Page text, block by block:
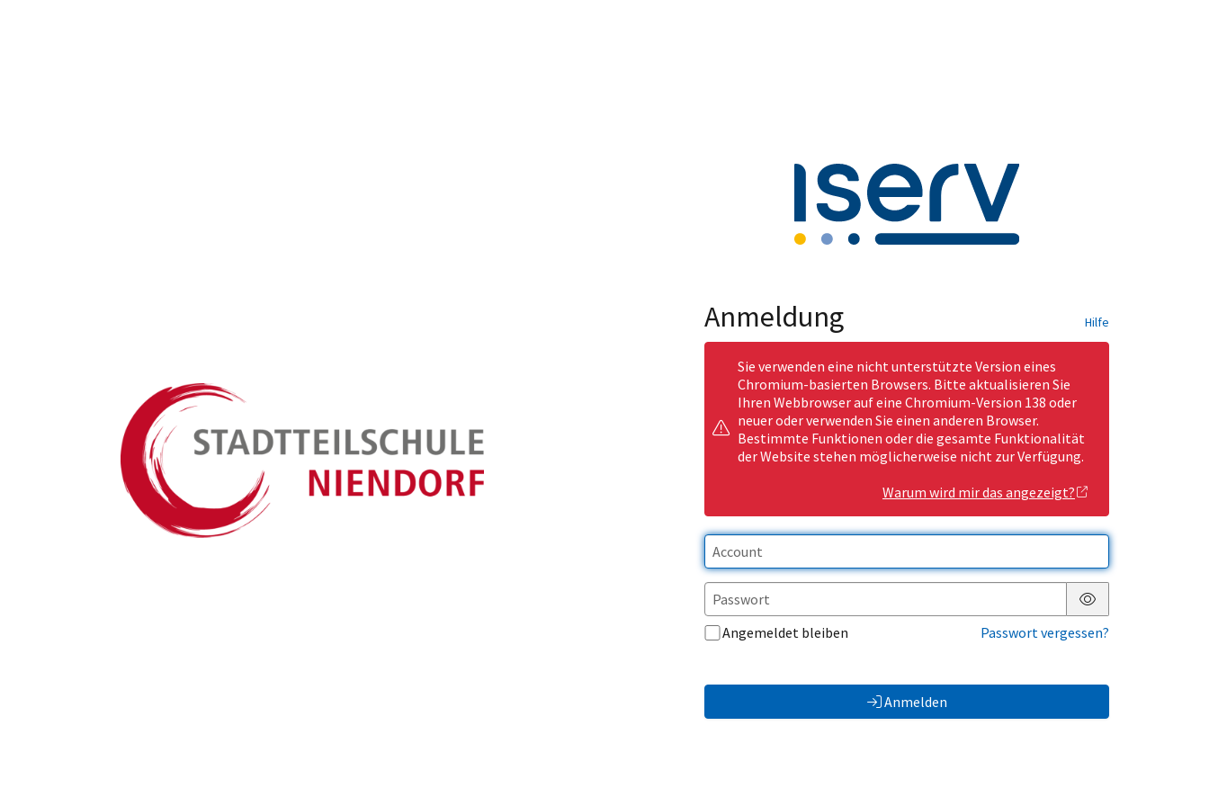
Anmeldung Hilfe
Sie verwenden eine nicht unterstützte Version eines
Chromium-basierten Browsers. Bitte aktualisieren Sie
Ihren Webbrowser auf eine Chromium-Version 138 oder
neuer oder verwenden Sie einen anderen Browser.
Bestimmte Funktionen oder die gesamte Funktionalität
der Website stehen möglicherweise nicht zur Verfügung.
Warum wird mir das angezeigt?
Passwort anzeigen
Angemeldet bleiben
Passwort vergessen?
Anmelden